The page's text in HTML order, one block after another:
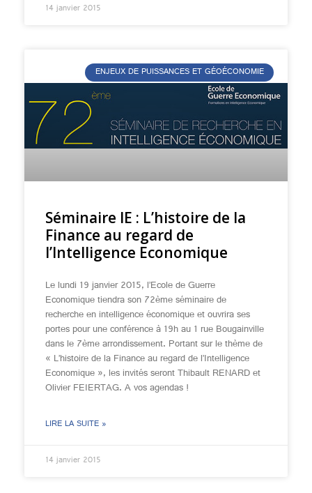
14 janvier 2015
ENJEUX DE PUISSANCES ET GÉOÉCONOMIE
Séminaire IE : L’histoire de la
Finance au regard de
l’Intelligence Economique
Le lundi 19 janvier 2015, l’Ecole de Guerre
Economique tiendra son 72ème séminaire de
recherche en intelligence économique et ouvrira ses
portes pour une conférence à 19h au 1 rue Bougainville
dans le 7ème arrondissement. Portant sur le thème de
« L’histoire de la Finance au regard de l’Intelligence
Economique », les invités seront Thibault RENARD et
Olivier FEIERTAG. A vos agendas !
LIRE LA SUITE »
14 janvier 2015